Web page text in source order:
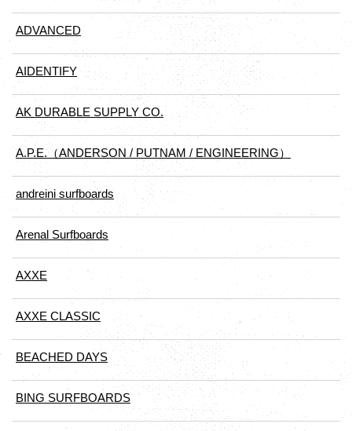
ADVANCED
AIDENTIFY
AK DURABLE SUPPLY CO.
A.P.E.（ANDERSON / PUTNAM / ENGINEERING）
andreini surfboards
Arenal Surfboards
AXXE
AXXE CLASSIC
BEACHED DAYS
BING SURFBOARDS